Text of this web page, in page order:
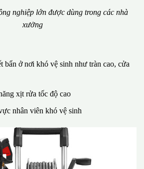
nghiệp lớn được dùng trong các nhà
xưởng
bẩn ở nơi khó vệ sinh như tràn cao, cửa
xịt rửa tốc độ cao
nhân viên khó vệ sinh